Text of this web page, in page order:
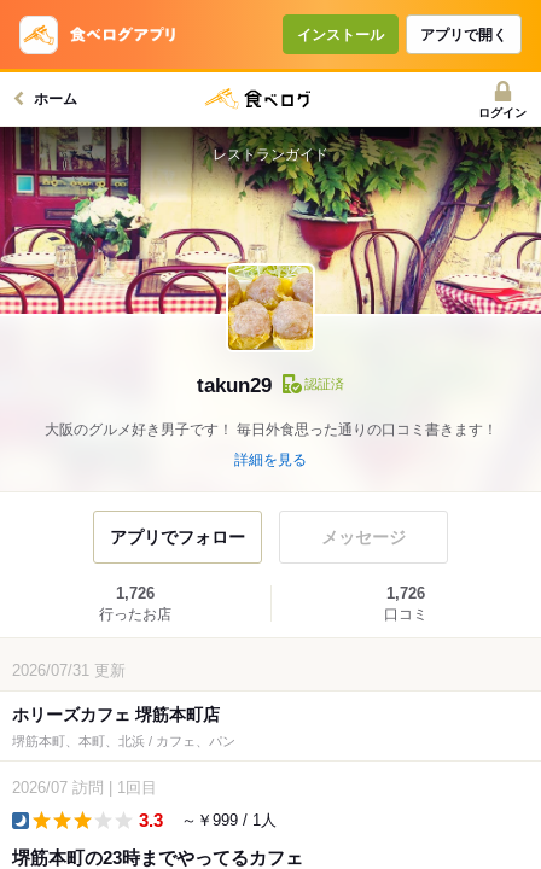
インストール アプリで開く
ホーム
ログイン
takun29 認証済
大阪のグルメ好き男子です！ 毎日外食思った通りの口コミ書きます！
詳細を見る
レストランガイド
アプリでフォロー メッセージ
1,726
行ったお店
1,726
口コミ
2026/07/31 更新
ホリーズカフェ 堺筋本町店
堺筋本町、本町、北浜 / カフェ、パン
2026/07 訪問 1回目
3.3 ～￥999 / 1人
堺筋本町の23時までやってるカフェ